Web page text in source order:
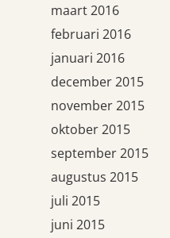
maart 2016
februari 2016
januari 2016
december 2015
november 2015
oktober 2015
september 2015
augustus 2015
juli 2015
juni 2015